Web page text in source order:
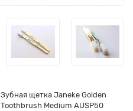
Зубная щетка Janeke Golden
Toothbrush Medium AUSP50